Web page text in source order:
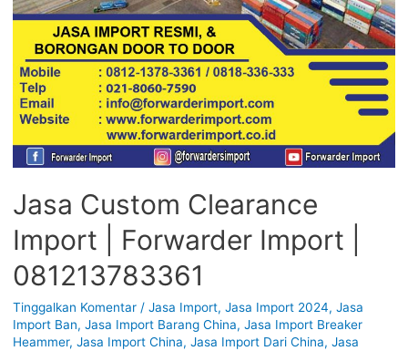
Jasa Custom Clearance
Import | Forwarder Import |
081213783361
Tinggalkan Komentar / Jasa Import, Jasa Import 2024, Jasa
Import Ban, Jasa Import Barang China, Jasa Import Breaker
Heammer, Jasa Import China, Jasa Import Dari China, Jasa